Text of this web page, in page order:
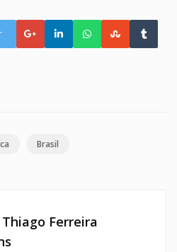
Brasil
Thiago Ferreira